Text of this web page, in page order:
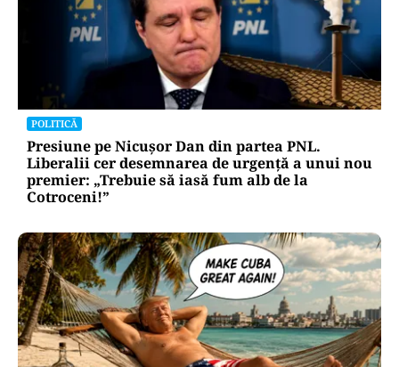
POLITICĂ
Presiune pe Nicușor Dan din partea PNL.
Liberalii cer desemnarea de urgență a unui nou
premier: „Trebuie să iasă fum alb de la
Cotroceni!”